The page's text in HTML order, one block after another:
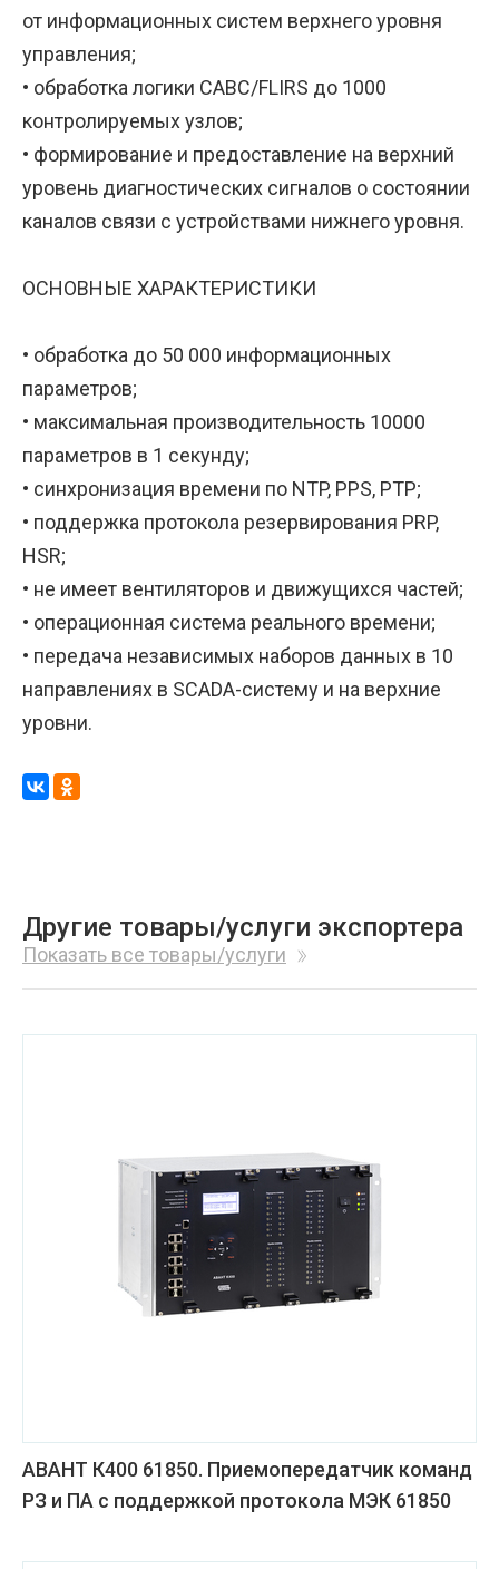
от информационных систем верхнего уровня
управления;
• обработка логики САВС/FLIRS до 1000
контролируемых узлов;
• формирование и предоставление на верхний
уровень диагностических сигналов о состоянии
каналов связи с устройствами нижнего уровня.
ОСНОВНЫЕ ХАРАКТЕРИСТИКИ
• обработка до 50 000 информационных
параметров;
• максимальная производительность 10000
параметров в 1 секунду;
• синхронизация времени по NTP, PPS, PTP;
• поддержка протокола резервирования PRP,
HSR;
• не имеет вентиляторов и движущихся частей;
• операционная система реального времени;
• передача независимых наборов данных в 10
направлениях в SCADA-систему и на верхние
уровни.
Другие товары/услуги экспортера
Показать все товары/услуги
АВАНТ К400 61850. Приемопередатчик команд
РЗ и ПА с поддержкой протокола МЭК 61850